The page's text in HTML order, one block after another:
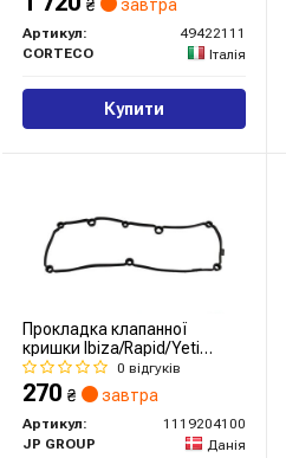
₴ завтра
Артикул:
49422111
CORTECO
Італія
Купити
Прокладка клапанної
кришки Ibiza/Rapid/Yeti
1.6TDI 09-
0 відгуків
270 ₴ завтра
Артикул:
1119204100
JP GROUP
Данія